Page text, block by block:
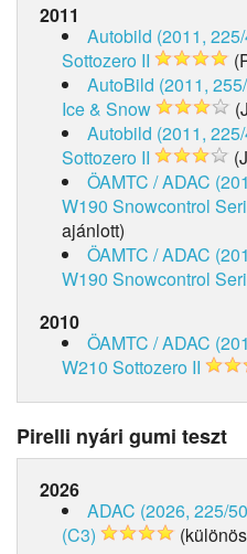
2011
Autobild (2011,
Sottozero II
AutoBild (2011,
Ice & Snow
Autobild (2011,
Sottozero II
ÖAMTC / ADAC
W190 Snowcontrol
ajánlott)
ÖAMTC / ADAC
W190 Snowcontrol
2010
ÖAMTC / ADAC
W210 Sottozero II
Pirelli nyári gumi teszt
2026
ADAC (2026, 225/
(C3)